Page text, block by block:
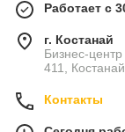
Работает с
г. Костанай
Бизнес-
411,
Контакты